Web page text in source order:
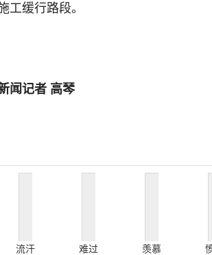
工缓行路段。
闻记者 高琴
流汗 难过 羡慕